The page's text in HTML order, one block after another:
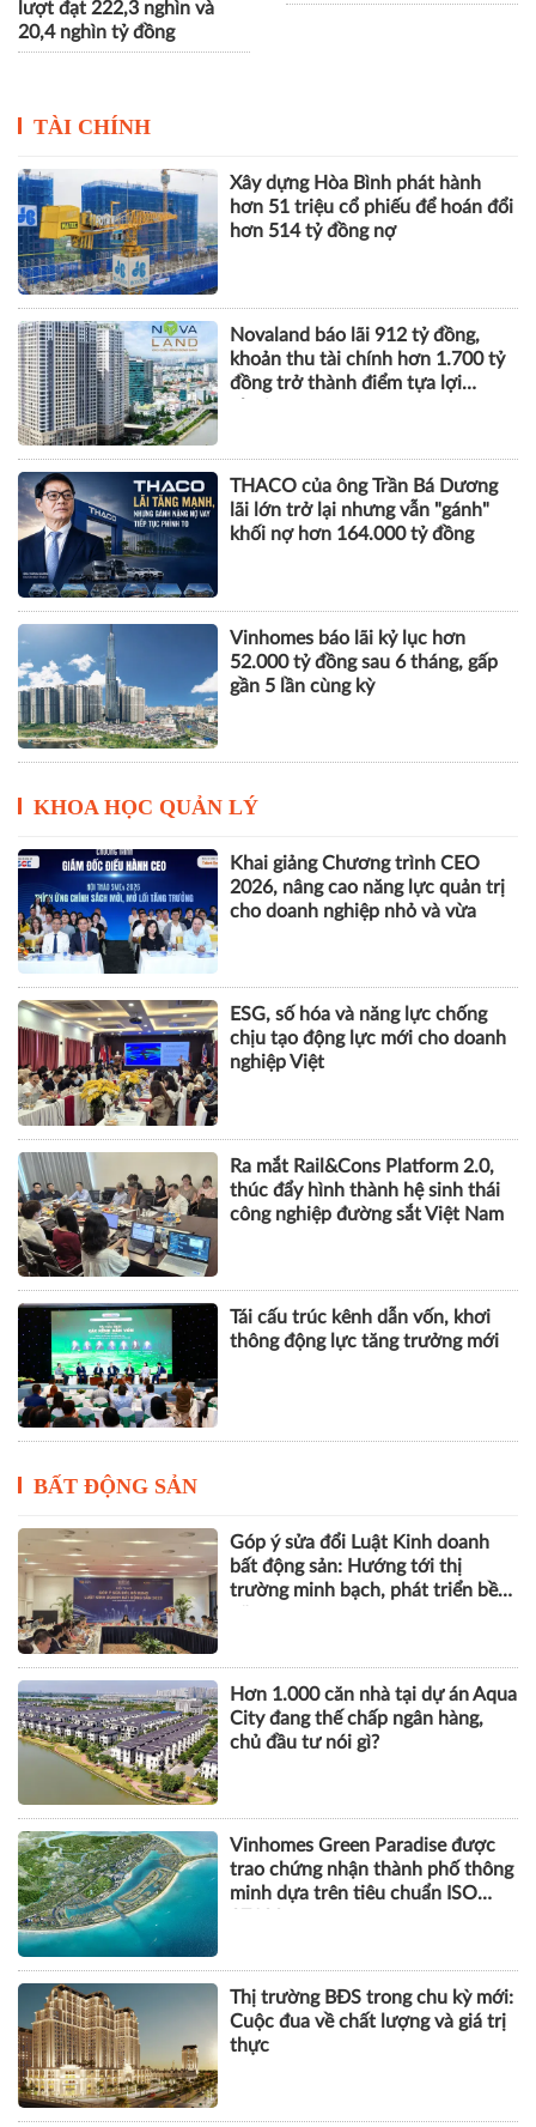
lượt đạt 222,3 nghìn và
20,4 nghìn tỷ đồng
TÀI CHÍNH
Xây dựng Hòa Bình phát hành
hơn 51 triệu cổ phiếu để hoán đổi
hơn 514 tỷ đồng nợ
Novaland báo lãi 912 tỷ đồng,
khoản thu tài chính hơn 1.700 tỷ
đồng trở thành điểm tựa lợi
THACO của ông Trần Bá Dương
lãi lớn trở lại nhưng vẫn "gánh"
khối nợ hơn 164.000 tỷ đồng
Vinhomes báo lãi kỷ lục hơn
52.000 tỷ đồng sau 6 tháng, gấp
gần 5 lần cùng kỳ
KHOA HỌC QUẢN LÝ
Khai giảng Chương trình CEO
2026, nâng cao năng lực quản trị
cho doanh nghiệp nhỏ và vừa
ESG, số hóa và năng lực chống
chịu tạo động lực mới cho doanh
nghiệp Việt
Ra mắt Rail&Cons Platform 2.0,
thúc đẩy hình thành hệ sinh thái
công nghiệp đường sắt Việt Nam
Tái cấu trúc kênh dẫn vốn, khơi
thông động lực tăng trưởng mới
BẤT ĐỘNG SẢN
Góp ý sửa đổi Luật Kinh doanh
bất động sản: Hướng tới thị
trường minh bạch, phát triển bền
Hơn 1.000 căn nhà tại dự án Aqua
City đang thế chấp ngân hàng,
chủ đầu tư nói gì?
Vinhomes Green Paradise được
trao chứng nhận thành phố thông
minh dựa trên tiêu chuẩn ISO
Thị trường BĐS trong chu kỳ mới:
Cuộc đua về chất lượng và giá trị
thực